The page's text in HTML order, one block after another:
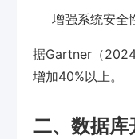
增强系统安全
据Gartner（
增加40%以上。
二、数据库